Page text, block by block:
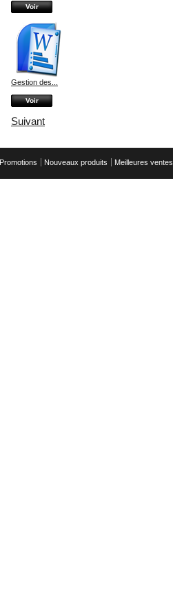
Voir
Gestion des...
Voir
Suivant
Promotions Nouveaux produits Meilleures ventes